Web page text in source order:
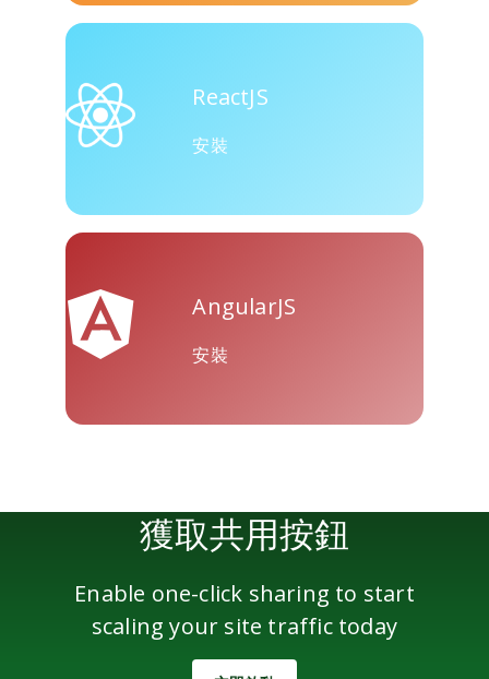
ReactJS
安裝
AngularJS
安裝
獲取共用按鈕
Enable one-click sharing to start
scaling your site traffic today